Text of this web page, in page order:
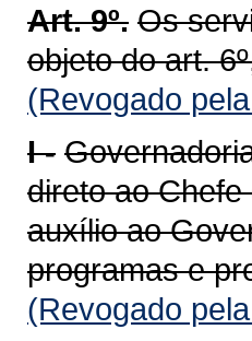
Art. 9º. Os
objeto do art.
(Revogado
I -
direto ao
auxílio ao
programas e
(Revogado